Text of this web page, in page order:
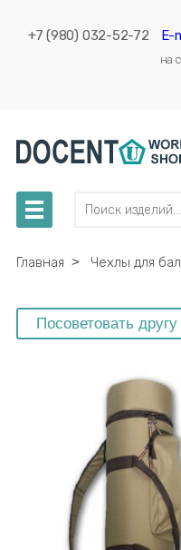
+7 (980) 032-52-72 E-
на
Главная ˃ Чехлы для